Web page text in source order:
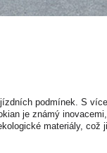
podmínek. S
je známý
materiály, což